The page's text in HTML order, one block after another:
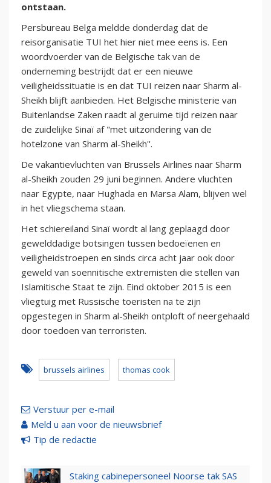
ontstaan.
Persbureau Belga meldde donderdag dat de
reisorganisatie TUI het hier niet mee eens is. Een
woordvoerder van de Belgische tak van de
onderneming bestrijdt dat er een nieuwe
veiligheidssituatie is en dat TUI reizen naar Sharm al-
Sheikh blijft aanbieden. Het Belgische ministerie van
Buitenlandse Zaken raadt al geruime tijd reizen naar
de zuidelijke Sinaï af "met uitzondering van de
hotelzone van Sharm al-Sheikh''.
De vakantievluchten van Brussels Airlines naar Sharm
al-Sheikh zouden 29 juni beginnen. Andere vluchten
naar Egypte, naar Hughada en Marsa Alam, blijven wel
in het vliegschema staan.
Het schiereiland Sinaï wordt al lang geplaagd door
gewelddadige botsingen tussen bedoeïenen en
veiligheidstroepen en sinds circa acht jaar ook door
geweld van soennitische extremisten die stellen van
Islamitische Staat te zijn. Eind oktober 2015 is een
vliegtuig met Russische toeristen na te zijn
opgestegen in Sharm al-Sheikh ontploft of neergehaald
door toedoen van terroristen.
brussels airlines thomas cook
Verstuur per e-mail
Meld u aan voor de nieuwsbrief
Tip de redactie
Staking cabinepersoneel Noorse tak SAS